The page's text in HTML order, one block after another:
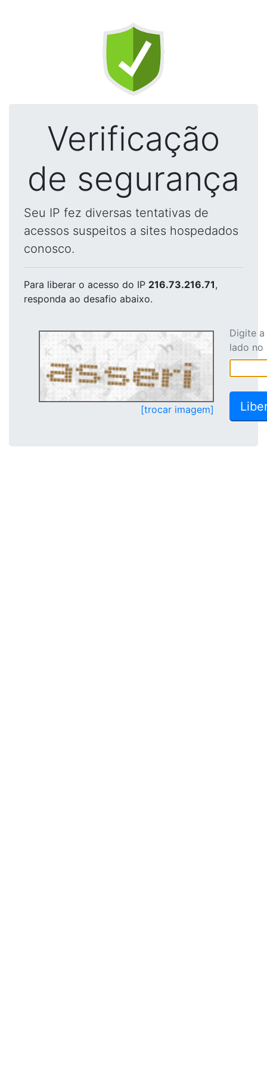
Verificação
de segurança
Seu IP fez diversas tentativas de
acessos suspeitos a sites hospedados
conosco.
Para liberar o acesso do IP 216.73.216.71,
responda ao desafio abaixo.
[trocar imagem]
Digite
lado no